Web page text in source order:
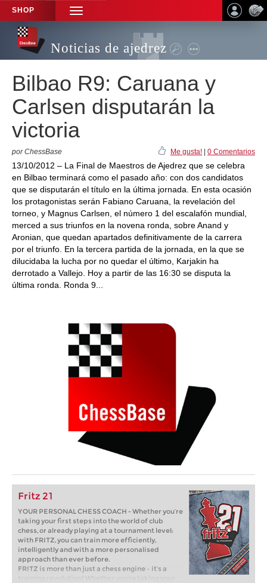
SHOP
TOGGLE
NAVIGATION
Noticias de ajedrez
Bilbao R9: Caruana y
Carlsen disputarán la
victoria
por ChessBase Me gusta! 0 Comentarios
13/10/2012 – La Final de Maestros de Ajedrez que se celebra
en Bilbao terminará como el pasado año: con dos candidatos
que se disputarán el título en la última jornada. En esta ocasión
los protagonistas serán Fabiano Caruana, la revelación del
torneo, y Magnus Carlsen, el número 1 del escalafón mundial,
merced a sus triunfos en la novena ronda, sobre Anand y
Aronian, que quedan apartados definitivamente de la carrera
por el triunfo. En la tercera partida de la jornada, en la que se
dilucidaba la lucha por no quedar el último, Karjakin ha
derrotado a Vallejo. Hoy a partir de las 16:30 se disputa la
última ronda. Ronda 9...
Fritz 21
YOUR PERSONAL CHESS COACH - Whether you’re
taking your first steps into the world of club
chess, or already playing at a tournament level:
with FRITZ, you can train more efficiently,
intelligently and with a more personalised
approach than ever before.
FRITZ is more than just a chess engine – it’s a
training revolution! Whether you’re taking your